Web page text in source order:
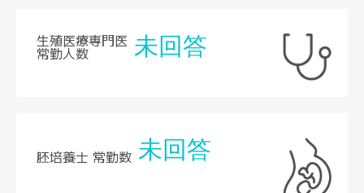
生殖医療専門医
常勤人数 未回答
胚培養士 常勤数 未回答